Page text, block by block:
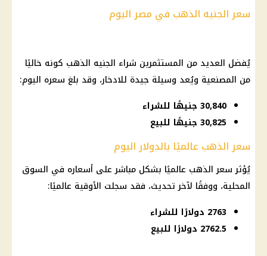
سعر الجنيه الذهب في مصر اليوم
يُفضل العديد من المستثمرين شراء الجنيه الذهب كونه خاليًا
من المصنعية ويُعد وسيلة جيدة للادخار، وقد بلغ سعره اليوم:
30,840 جنيهًا للشراء
30,825 جنيهًا للبيع
سعر الذهب عالميًا بالدولار اليوم
يُؤثرسعر الذهب عالميًا بشكل مباشر على أسعاره في السوق
المحلية، ووفقًا لآخر تحديث، فقد سجلت الأوقية عالميًا:
2763 دولارًا للشراء
2762.5 دولارًا للبيع